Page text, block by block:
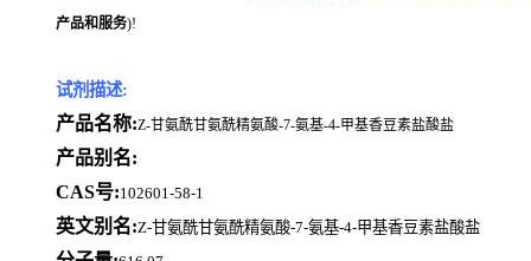
产品和服务)!
试剂描述:
产品名称:Z-甘氨酰甘氨酰精氨酸-7-氨基-4-甲基香豆素盐酸盐
产品别名:
CAS号:102601-58-1
英文别名:Z-甘氨酰甘氨酰精氨酸-7-氨基-4-甲基香豆素盐酸盐